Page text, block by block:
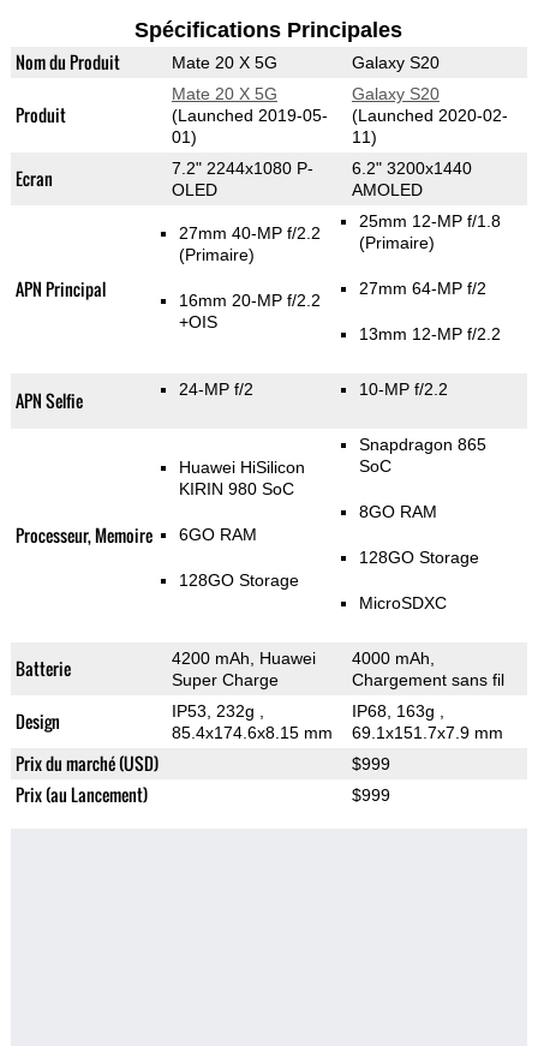
Spécifications Principales
Nom du Produit Mate 20 X 5G Galaxy S20
Produit
Mate 20 X 5G
(Launched 2019-05-
01)
Galaxy S20
(Launched 2020-02-
11)
Ecran
7.2" 2244x1080 P-
OLED
6.2" 3200x1440
AMOLED
APN Principal
27mm 40-MP f/2.2
(Primaire)
16mm 20-MP f/2.2
+OIS
25mm 12-MP f/1.8
(Primaire)
27mm 64-MP f/2
13mm 12-MP f/2.2
APN Selfie 24-MP f/2 10-MP f/2.2
Processeur, Memoire
Huawei HiSilicon
KIRIN 980 SoC
6GO RAM
128GO Storage
Snapdragon 865
SoC
8GO RAM
128GO Storage
MicroSDXC
Batterie
4200 mAh, Huawei
Super Charge
4000 mAh,
Chargement sans fil
Design IP53, 232g
85.4x174.6x8.15 mm
IP68, 163g
69.1x151.7x7.9 mm
Prix du marché (USD) $999
Prix (au Lancement) $999